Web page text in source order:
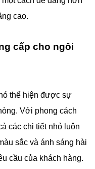
cao.
cấp cho ngôi
thể hiện được sự
Với phong cách
các chi tiết nhỏ luôn
sắc và ánh sáng hài
cầu của khách hàng.